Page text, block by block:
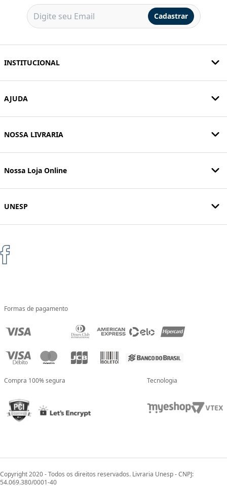
Cadastrar
INSTITUCIONAL
AJUDA
NOSSA LIVRARIA
Nossa Loja Online
UNESP
Formas de pagamento
Compra 100% segura Tecnologia
Copyright 2020 - Todos os direitos reservados. Livraria Unesp - CNPJ:
54.069.380/0001-40